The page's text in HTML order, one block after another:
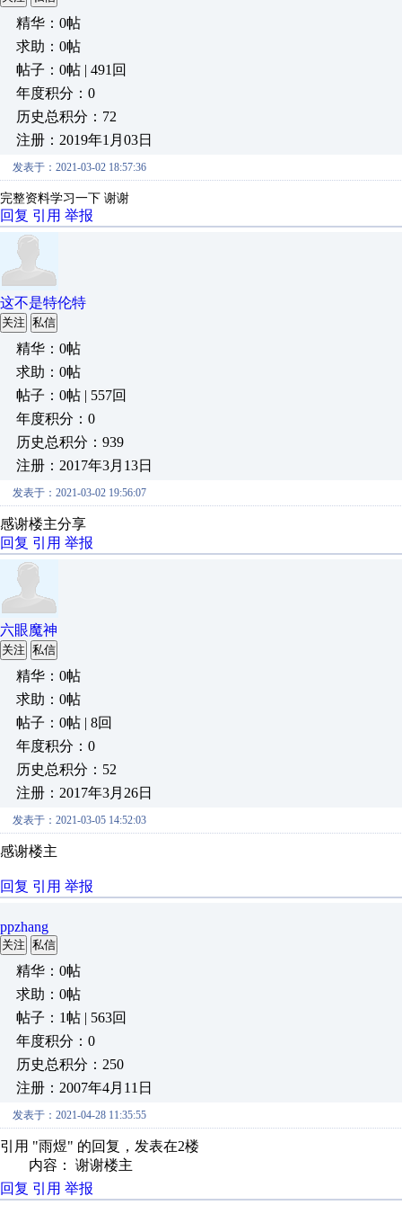
精华：0帖
求助：0帖
帖子：0帖 | 491回
年度积分：0
历史总积分：72
注册：2019年1月03日
发表于：2021-03-02 18:57:36
完整资料学习一下 谢谢
回复 引用 举报
这不是特伦特
关注 私信
精华：0帖
求助：0帖
帖子：0帖 | 557回
年度积分：0
历史总积分：939
注册：2017年3月13日
发表于：2021-03-02 19:56:07
感谢楼主分享
回复 引用 举报
六眼魔神
关注 私信
精华：0帖
求助：0帖
帖子：0帖 | 8回
年度积分：0
历史总积分：52
注册：2017年3月26日
发表于：2021-03-05 14:52:03
感谢楼主
回复 引用 举报
ppzhang
关注 私信
精华：0帖
求助：0帖
帖子：1帖 | 563回
年度积分：0
历史总积分：250
注册：2007年4月11日
发表于：2021-04-28 11:35:55
引用 "雨煜" 的回复，发表在2楼
内容： 谢谢楼主
回复 引用 举报